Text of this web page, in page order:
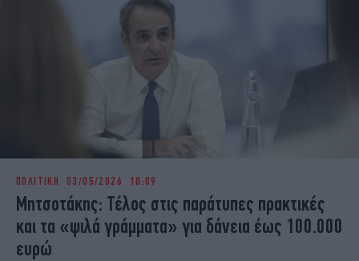
ΠΟΛΙΤΙΚΗ 03/05/2026 10:09
Μητσοτάκης: Τέλος στις παράτυπες πρακτικές
και τα «ψιλά γράμματα» για δάνεια έως 100.000
ευρώ